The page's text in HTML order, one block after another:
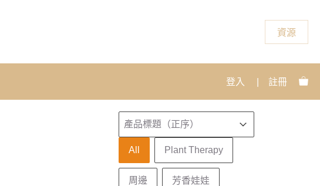
資源
登入 註冊
排序
Sort content
產品標題（正序）
Sort content
產品分類
All Plant Therapy
周邊 芳香娃娃